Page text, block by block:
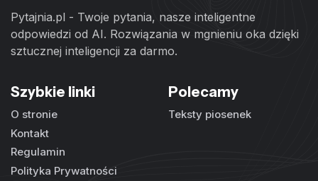
Pytajnia.pl - Twoje pytania, nasze inteligentne
odpowiedzi od AI. Rozwiązania w mgnieniu oka dzięki
sztucznej inteligencji za darmo.
Szybkie linki
O stronie
Kontakt
Regulamin
Polityka Prywatności
Polecamy
Teksty piosenek